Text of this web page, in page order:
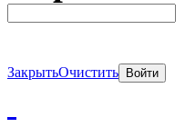
ЗакрытьОчистить